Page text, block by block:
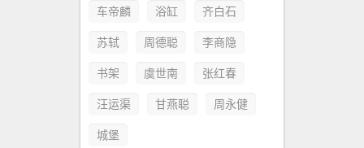
车帝麟 浴缸 齐白石
苏轼 周德聪 李商隐
书架 虞世南 张红春
汪运渠 甘燕聪 周永健
城堡